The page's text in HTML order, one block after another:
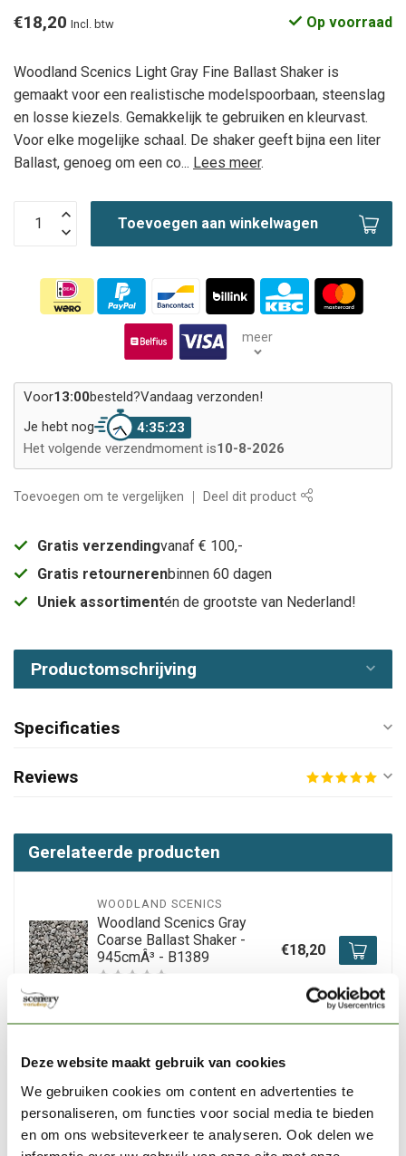
Deze website maakt gebruik van cookies
We gebruiken cookies om content en advertenties te
personaliseren, om functies voor social media te bieden
en om ons websiteverkeer te analyseren. Ook delen we
€18,20 Incl. btw Op voorraad
Woodland Scenics Light Gray Fine Ballast Shaker is
gemaakt voor een realistische modelspoorbaan, steenslag
en losse kiezels. Gemakkelijk te gebruiken en kleurvast.
Voor elke mogelijke schaal. De shaker geeft bijna een liter
Ballast, genoeg om een co... Lees meer.
Toevoegen aan winkelwagen
meer
Voor13:00besteld?Vandaag verzonden!
Je hebt nog
4:35:23
Het volgende verzendmoment is10-8-2026
Toevoegen om te vergelijken Deel dit product
Gratis verzendingvanaf € 100,-
Gratis retournerenbinnen 60 dagen
Uniek assortimentén de grootste van Nederland!
Productomschrijving
Specificaties
Reviews
Gerelateerde producten
WOODLAND SCENICS
Woodland Scenics Gray
Coarse Ballast Shaker -
945cmÂ³ - B1389
€18,20
Woodland Scenics Gray
Blend Coarse Ballast
Niet op voorraad
€18,20